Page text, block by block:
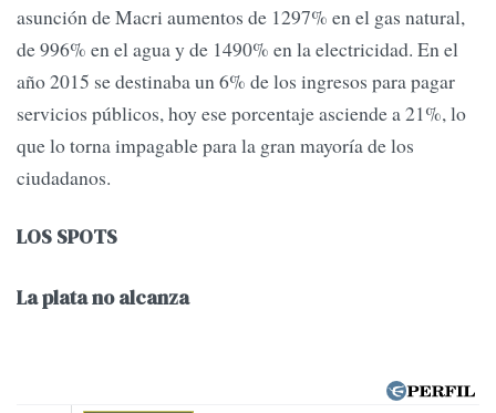
asunción de Macri aumentos de 1297% en el gas natural,
de 996% en el agua y de 1490% en la electricidad. En el
año 2015 se destinaba un 6% de los ingresos para pagar
servicios públicos, hoy ese porcentaje asciende a 21%, lo
que lo torna impagable para la gran mayoría de los
ciudadanos.
LOS SPOTS
La plata no alcanza